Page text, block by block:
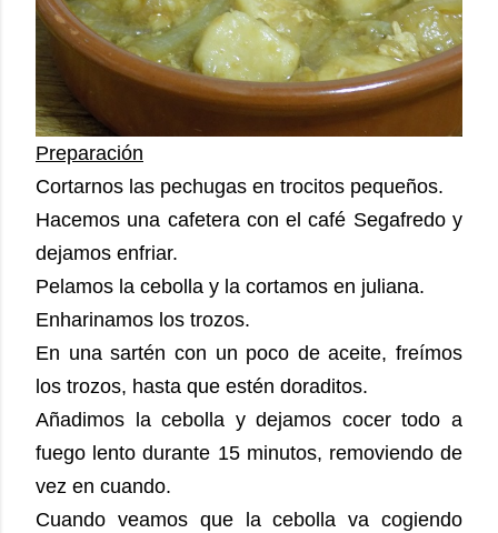
Preparación
Cortarnos las pechugas en trocitos pequeños.
Hacemos una cafetera con el café Segafredo y
dejamos enfriar.
Pelamos la cebolla y la cortamos en juliana.
Enharinamos los trozos.
En una sartén con un poco de aceite, freímos
los trozos, hasta que estén doraditos.
Añadimos la cebolla y dejamos cocer todo a
fuego lento durante 15 minutos, removiendo de
vez en cuando.
Cuando veamos que la cebolla va cogiendo